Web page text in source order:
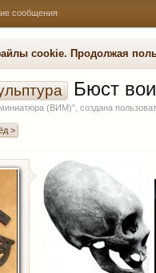
сообщения
cookie. Продолжая
Бюст
(ВИМ)", создана
>